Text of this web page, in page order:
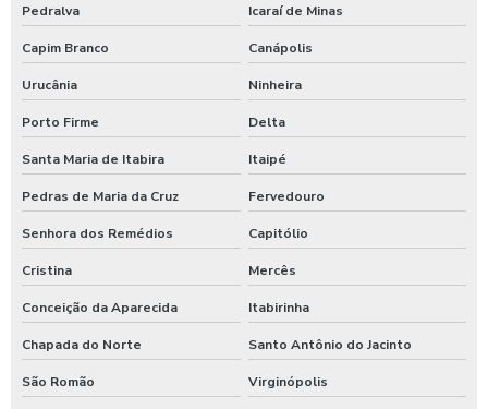
Pedralva Icaraí de Minas
Capim Branco Canápolis
Urucânia Ninheira
Porto Firme Delta
Santa Maria de Itabira Itaipé
Pedras de Maria da Cruz Fervedouro
Senhora dos Remédios Capitólio
Cristina Mercês
Conceição da Aparecida Itabirinha
Chapada do Norte Santo Antônio do Jacinto
São Romão Virginópolis